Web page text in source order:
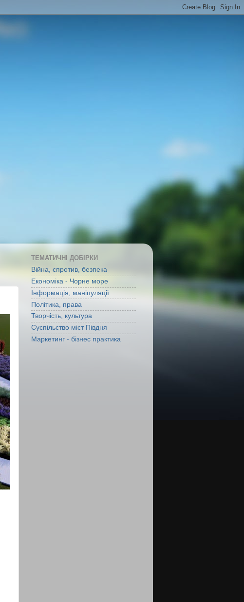
ТЕМАТИЧНІ ДОБІРКИ
Війна, спротив, безпека
Економіка - Чорне море
Інформація, маніпуляції
Політика, права
Творчість, культура
Суспільство міст Півдня
Маркетинг - бізнес практика